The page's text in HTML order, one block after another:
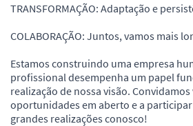
TRANSFORMAÇÃO: Adaptação e
COLABORAÇÃO: Juntos, vamos mais
Estamos construindo uma empresa
profissional desempenha um papel
realização de nossa visão.
oportunidades em aberto e a
grandes realizações conosco!